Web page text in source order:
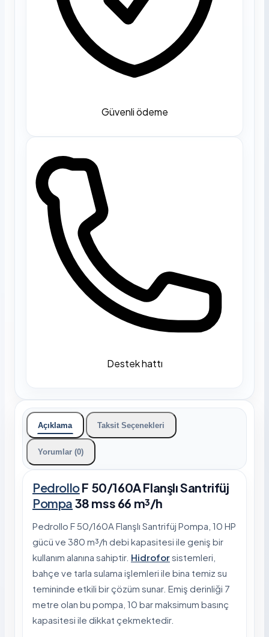
Güvenli ödeme
Destek hattı
Açıklama Taksit Seçenekleri
Yorumlar (0)
PedrolloF 50/160A Flanşlı Santrifüj
Pompa 38 mss 66 m³/h
Pedrollo F 50/160A Flanşlı Santrifüj Pompa, 10 HP
gücü ve 380 m³/h debi kapasitesi ile geniş bir
kullanım alanına sahiptir. Hidroforsistemleri,
bahçe ve tarla sulama işlemleri ile bina temiz su
temininde etkili bir çözüm sunar. Emiş derinliği 7
metre olan bu pompa, 10 bar maksimum basınç
kapasitesi ile dikkat çekmektedir.